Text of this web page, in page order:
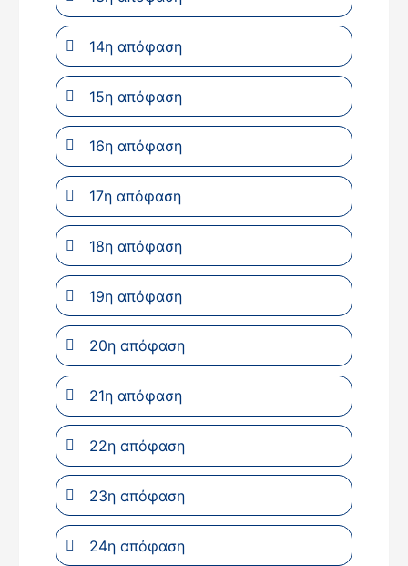
14η απόφαση
15η απόφαση
16η απόφαση
17η απόφαση
18η απόφαση
19η απόφαση
20η απόφαση
21η απόφαση
22η απόφαση
23η απόφαση
24η απόφαση